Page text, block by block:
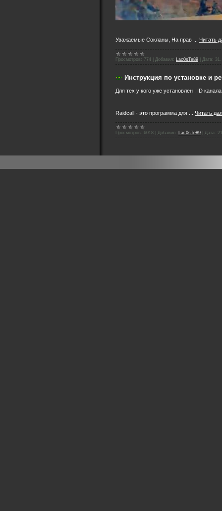
Уважаемые Сокланы, На прав Читать
Просмотров: 774 Добавил: Lac0sTe89 Дата:
Инструкция по установке и
Для тех у кого уже установлен : ID
Raidcall - это программа для Читать
Просмотров: 6018 Добавил: Lac0sTe89 Дата: